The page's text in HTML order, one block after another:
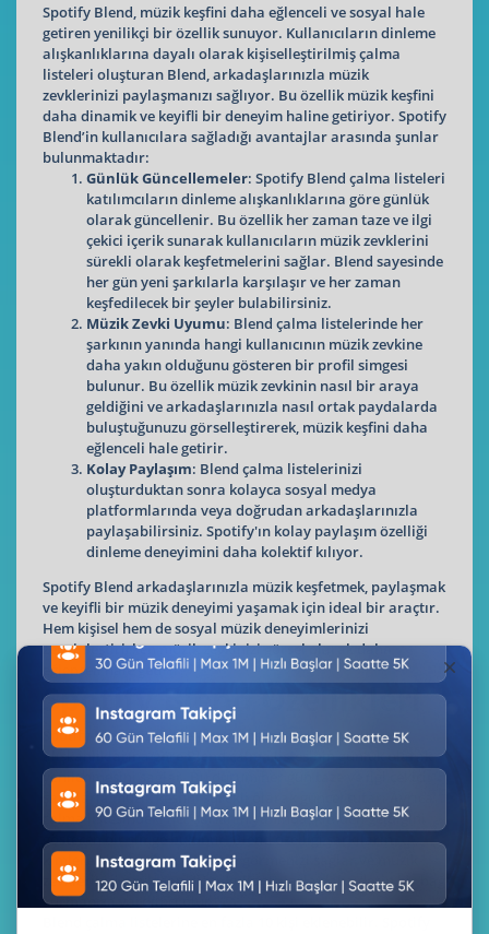
Spotify Blend, müzik keşfini daha eğlenceli ve sosyal hale
getiren yenilikçi bir özellik sunuyor. Kullanıcıların dinleme
alışkanlıklarına dayalı olarak kişiselleştirilmiş çalma
listeleri oluşturan Blend, arkadaşlarınızla müzik
zevklerinizi paylaşmanızı sağlıyor. Bu özellik müzik keşfini
daha dinamik ve keyifli bir deneyim haline getiriyor. Spotify
Blend’in kullanıcılara sağladığı avantajlar arasında şunlar
bulunmaktadır:
Günlük Güncellemeler: Spotify Blend çalma listeleri
katılımcıların dinleme alışkanlıklarına göre günlük
olarak güncellenir. Bu özellik her zaman taze ve ilgi
çekici içerik sunarak kullanıcıların müzik zevklerini
sürekli olarak keşfetmelerini sağlar. Blend sayesinde
her gün yeni şarkılarla karşılaşır ve her zaman
keşfedilecek bir şeyler bulabilirsiniz.
Müzik Zevki Uyumu: Blend çalma listelerinde her
şarkının yanında hangi kullanıcının müzik zevkine
daha yakın olduğunu gösteren bir profil simgesi
bulunur. Bu özellik müzik zevkinin nasıl bir araya
geldiğini ve arkadaşlarınızla nasıl ortak paydalarda
buluştuğunuzu görselleştirerek, müzik keşfini daha
eğlenceli hale getirir.
Kolay Paylaşım: Blend çalma listelerinizi
oluşturduktan sonra kolayca sosyal medya
platformlarında veya doğrudan arkadaşlarınızla
paylaşabilirsiniz. Spotify'ın kolay paylaşım özelliği
dinleme deneyimini daha kolektif kılıyor.
Spotify Blend arkadaşlarınızla müzik keşfetmek, paylaşmak
ve keyifli bir müzik deneyimi yaşamak için ideal bir araçtır.
Hem kişisel hem de sosyal müzik deneyimlerinizi
zenginleştirirken müzik zevkinizi görsel olarak daha
eğlenceli hale getirir.
Spotify Blend Özellikleri
Spotify Blend özellikleri katılımcıların dinleme
alışkanlıklarına göre Blend çalma listesinin günlük olarak
yenilenmesini sağlar. Bu durum her gün taze ve ilgi çekici
şarkılarla müzik keşfini sürekli olarak güncel tutar. Ayrıca
çalma listesindeki her şarkının yanında, kimden geldiğini
gösteren bir simge bulunur. Blend özelliği şarkıların
kimlere ait olduğunu kolayca görmenizi sağlar ve müzik
zevklerinizi paylaşan diğer kullanıcılarla daha derin bir bağ
kurmanıza yardımcı olur.